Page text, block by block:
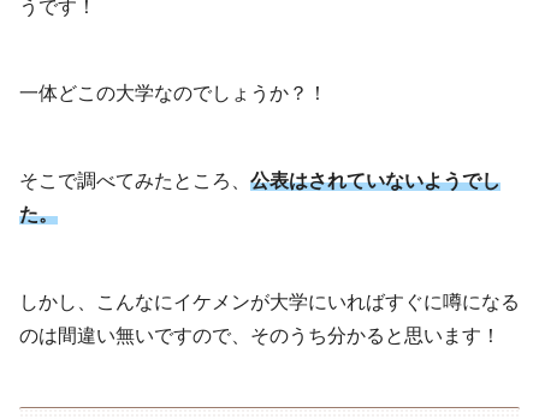
うです！
一体どこの大学なのでしょうか？！
そこで調べてみたところ、 公表はされていないようでし
た。
しかし、こんなにイケメンが大学にいればすぐに噂になる
のは間違い無いですので、そのうち分かると思います！